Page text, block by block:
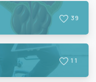
39
1 1